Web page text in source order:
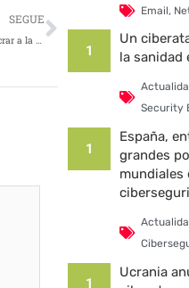
SEGUE
Cerca de 800 talleres prácticos para involucrar a la comunidad educativa en el uso seguro de Internet
Siguiente
Email,
1
Un
la sanidad
Security
1
España,
grandes
mundiales
1
Ucrania